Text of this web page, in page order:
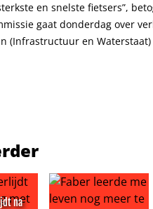
en snelste fietsers”,
gaat donderdag over
(Infrastructuur en
na